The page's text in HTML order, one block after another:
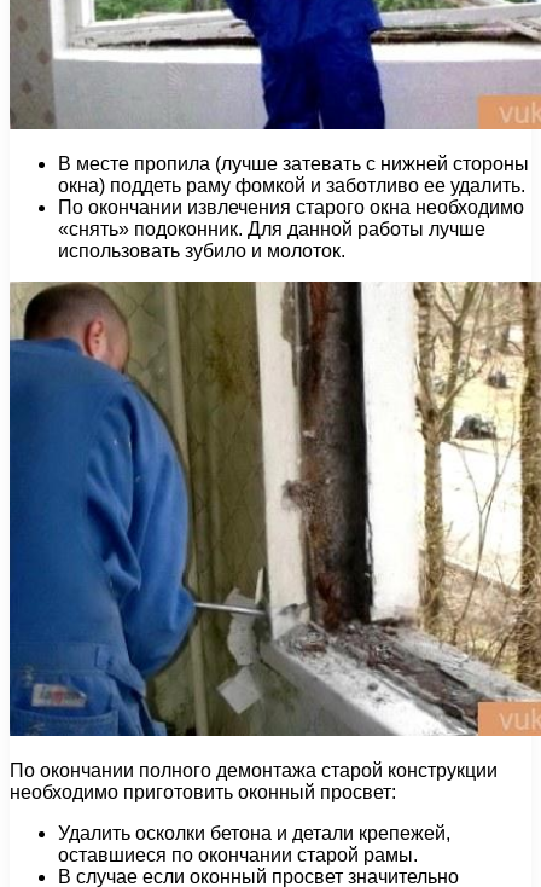
В месте пропила (лучше затевать с нижней стороны
окна) поддеть раму фомкой и заботливо ее удалить.
По окончании извлечения старого окна необходимо
«снять» подоконник. Для данной работы лучше
использовать зубило и молоток.
По окончании полного демонтажа старой конструкции
необходимо приготовить оконный просвет:
Удалить осколки бетона и детали крепежей,
оставшиеся по окончании старой рамы.
В случае если оконный просвет значительно